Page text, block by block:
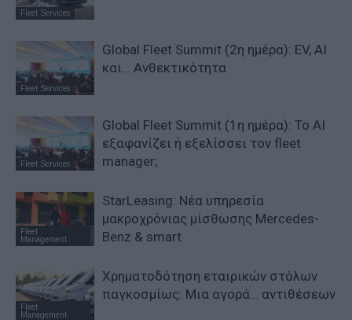
Fleet Services
Fleet Services
Global Fleet Summit (2η ημέρα): EV, AI
και… Ανθεκτικότητα
Fleet Services
Global Fleet Summit (1η ημέρα): Το ΑΙ
εξαφανίζει ή εξελίσσει τον fleet
manager;
Fleet
Management
StarLeasing: Νέα υπηρεσία
μακροχρόνιας μίσθωσης Mercedes-
Benz & smart
Fleet
Management
Χρηματοδότηση εταιρικών στόλων
παγκοσμίως: Μια αγορά… αντιθέσεων